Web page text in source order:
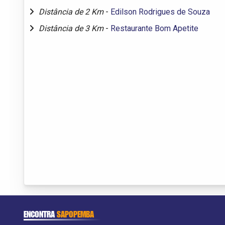
Distância de 2 Km - Edilson Rodrigues de Souza
Distância de 3 Km - Restaurante Bom Apetite
ENCONTRASAPOPEMBA